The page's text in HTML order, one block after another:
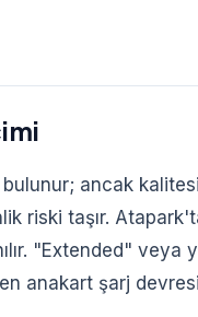
ancak
riski taşır.
"Extended" veya
anakart şarj